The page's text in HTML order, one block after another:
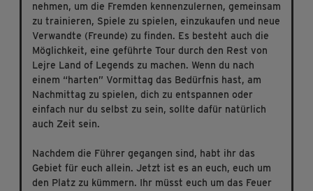
nehmen, um die Fremden kennenzulernen, gemeinsam
zu trainieren, Spiele zu spielen, einzukaufen und neue
Verwandte (Freunde) zu finden. Es besteht auch die
Möglichkeit, eine geführte Tour durch den Rest von
Lejre Land of Legends zu machen. Wenn du nach
einem “harten” Vormittag das Bedürfnis hast, am
Nachmittag zu spielen, dich zu entspannen oder
einfach nur du selbst zu sein, sollte dafür natürlich
auch Zeit sein.
Nachdem die Führer gegangen sind, habt ihr das
Gebiet für euch allein. Jetzt ist es an euch, euch um
den Platz zu kümmern. Ihr müsst euch um das Feuer